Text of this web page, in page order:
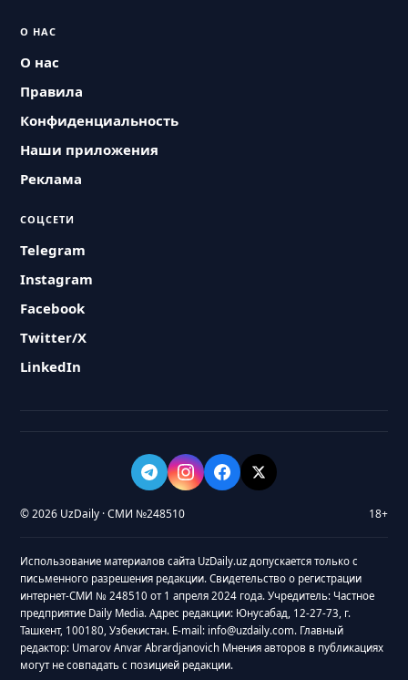
О НАС
О нас
Правила
Конфиденциальность
Наши приложения
Реклама
СОЦСЕТИ
Telegram
Instagram
Facebook
Twitter/X
LinkedIn
© 2026 UzDaily · СМИ №248510 18+
Использование материалов сайта UzDaily.uz допускается только с
письменного разрешения редакции. Свидетельство о регистрации
интернет-СМИ № 248510 от 1 апреля 2024 года. Учредитель: Частное
предприятие Daily Media. Адрес редакции: Юнусабад, 12-27-73, г.
Ташкент, 100180, Узбекистан. E-mail: info@uzdaily.com. Главный
редактор: Umarov Anvar Abrardjanovich Мнения авторов в публикациях
могут не совпадать с позицией редакции.